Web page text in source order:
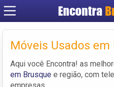
Encontra
Móveis Usados em
Aqui você Encontra! as
em Brusque e região, com
empresas.